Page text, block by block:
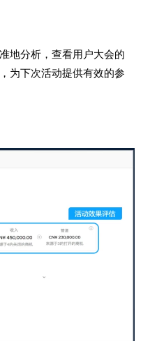
地分析，查看用户大会的
为下次活动提供有效的参